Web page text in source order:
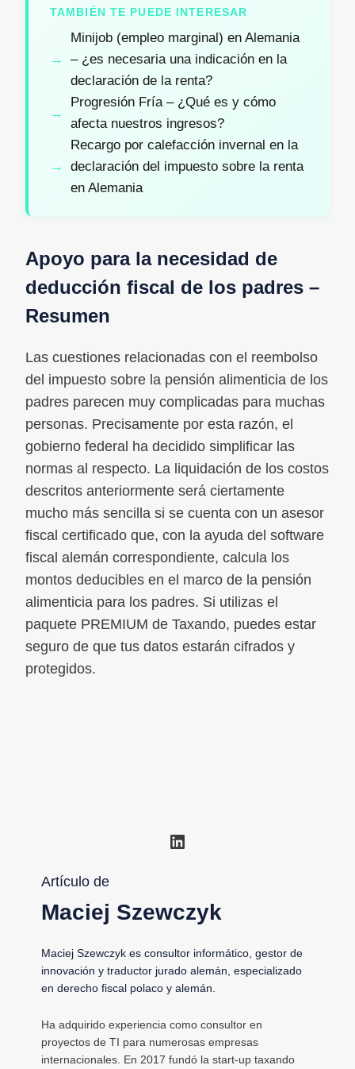
TAMBIÉN TE PUEDE INTERESAR
Minijob (empleo marginal) en Alemania
– ¿es necesaria una indicación en la
declaración de la renta?
Progresión Fría – ¿Qué es y cómo
afecta nuestros ingresos?
Recargo por calefacción invernal en la
declaración del impuesto sobre la renta
en Alemania
Apoyo para la necesidad de
deducción fiscal de los padres –
Resumen
Las cuestiones relacionadas con el reembolso
del impuesto sobre la pensión alimenticia de los
padres parecen muy complicadas para muchas
personas. Precisamente por esta razón, el
gobierno federal ha decidido simplificar las
normas al respecto. La liquidación de los costos
descritos anteriormente será ciertamente
mucho más sencilla si se cuenta con un asesor
fiscal certificado que, con la ayuda del software
fiscal alemán correspondiente, calcula los
montos deducibles en el marco de la pensión
alimenticia para los padres. Si utilizas el
paquete PREMIUM de Taxando, puedes estar
seguro de que tus datos estarán cifrados y
protegidos.
LinkedIn
Artículo de
Maciej Szewczyk
Maciej Szewczyk es consultor informático, gestor de
innovación y traductor jurado alemán, especializado
en derecho fiscal polaco y alemán.
Ha adquirido experiencia como consultor en
proyectos de TI para numerosas empresas
internacionales. En 2017 fundó la start-up taxando